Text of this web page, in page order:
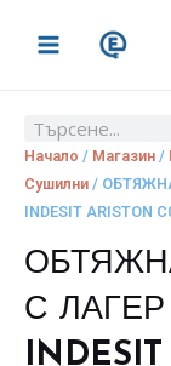
MENU
Search
Начало / Магазин /
Сушилни /
INDESIT ARISTON
С